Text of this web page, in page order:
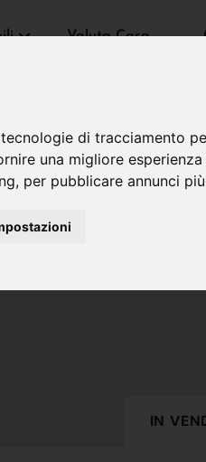
di tracciamento
una migliore
, per pubblicare annunci
Valuta Casa
IN